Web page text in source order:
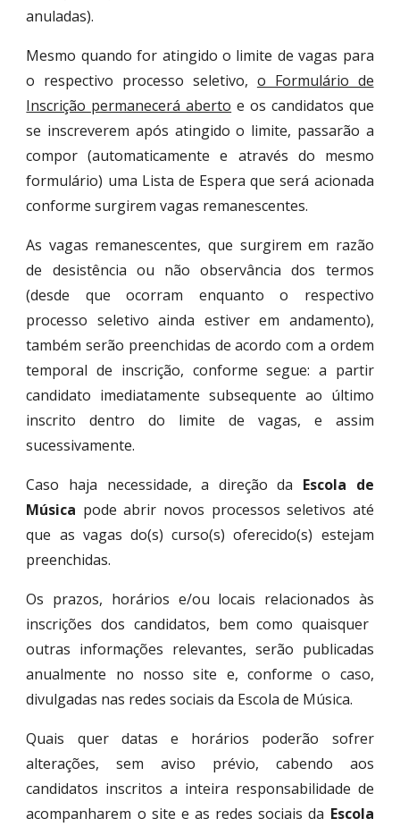
anuladas).
Mesmo quando for atingido o limite de vagas para
o respectivo processo seletivo, o Formulário de
Inscrição permanecerá aberto e os candidatos que
se inscreverem após atingido o limite, passarão a
compor (automaticamente e através do mesmo
formulário) uma Lista de Espera que será acionada
conforme surgirem vagas remanescentes.
As vagas remanescentes, que surgirem em razão
de desistência ou não observância dos termos
(desde que ocorram enquanto o respectivo
processo seletivo ainda estiver em andamento),
também serão preenchidas de acordo com a ordem
temporal de inscrição, conforme segue: a partir
candidato imediatamente subsequente ao último
inscrito dentro do limite de vagas, e assim
sucessivamente.
Caso haja necessidade, a direção da Escola de
Música pode abrir novos processos seletivos até
que as vagas do(s) curso(s) oferecido(s) estejam
preenchidas.
Os prazos, horários e/ou locais relacionados às
inscrições dos candidatos, bemcomo quaisquer
outras informações relevantes, serão publicadas
anualmente no nosso site e, conforme o caso,
divulgadas nas redes sociais da Escola de Música.
Quais quer datas e horários poderão sofrer
alterações, sem aviso prévio, cabendo aos
candidatos inscritos a inteira responsabilidade de
acompanharem o site e as redes sociais da Escola